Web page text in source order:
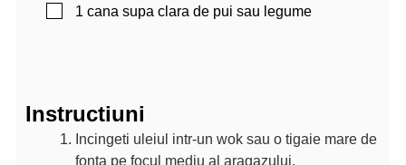
▢
1 cana supa clara de pui sau legume
Instructiuni
Incingeti uleiul intr-un wok sau o tigaie mare de
fonta pe focul mediu al aragazului.